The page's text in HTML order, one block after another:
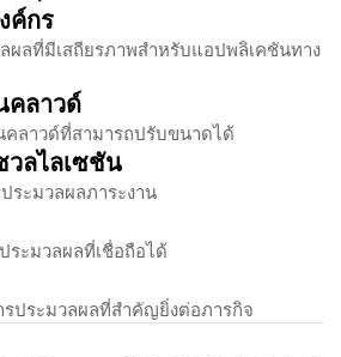
ค์กร
ผลที่มีเสถียรภาพสำหรับแอปพลิเคชันทาง
คลาวด์
คลาวด์ที่สามารถปรับขนาดได้
วลไลเซชัน
ระมวลผลภาระงาน
ระมวลผลที่เชื่อถือได้
ประมวลผลที่สำคัญยิ่งต่อภารกิจ